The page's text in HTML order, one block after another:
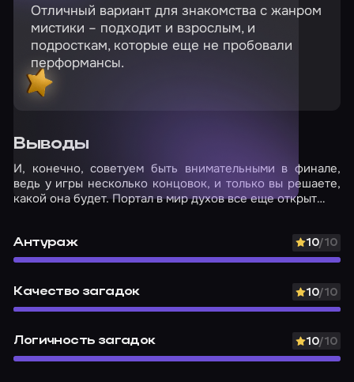
Отличный вариант для знакомства с жанром
мистики – подходит и взрослым, и
подросткам, которые еще не пробовали
перформансы.
Выводы
И, конечно, советуем быть внимательными в финале,
ведь у игры несколько концовок, и только вы решаете,
какой она будет. Портал в мир духов все еще открыт…
Антураж 10/10
Качество загадок 10/10
Логичность загадок 10/10